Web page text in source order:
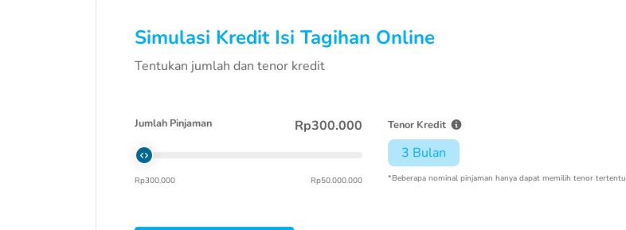
Simulasi Kredit Isi Tagihan Online
Tentukan jumlah dan tenor kredit
Jumlah Pinjaman Rp300.000
Rp300.000 Rp50.000.000
Tenor Kredit
3 Bulan
*Beberapa nominal pinjaman hanya dapat memilih tenor tertentu